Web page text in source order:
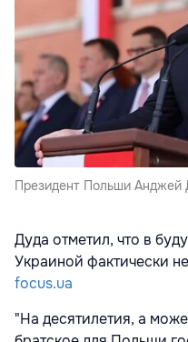
Президент Польши Анджей
Дуда отметил, что в
Украиной фактически
focus.ua
"На десятилетия, а